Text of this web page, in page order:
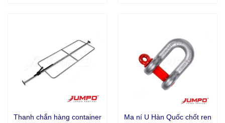
Thanh chắn hàng container Ma ní U Hàn Quốc chốt ren